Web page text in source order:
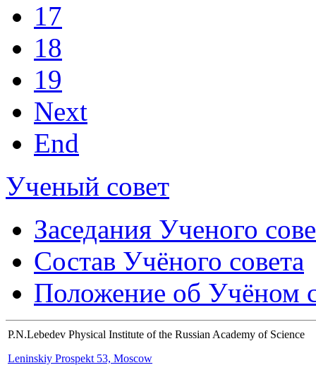
17
18
19
Next
End
Ученый совет
Заседания Ученого
Состав Учёного совета
Положение об Учёном
P.N.Lebedev Physical Institute of the Russian Academy of Science
Leninskiy Prospekt 53, Moscow